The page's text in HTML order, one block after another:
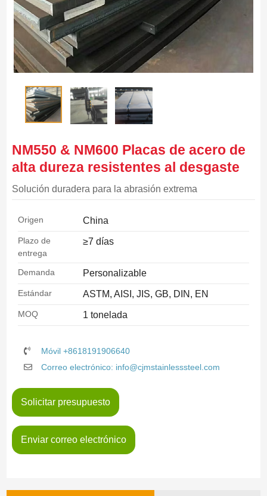
NM550 & NM600 Placas de acero de
alta dureza resistentes al desgaste
Solución duradera para la abrasión extrema
Origen China
Plazo de
entrega
≥7 días
Demanda Personalizable
Estándar ASTM, AISI, JIS, GB, DIN, EN
MOQ 1 tonelada
Móvil +8618191906640
Correo electrónico: info@cjmstainlesssteel.com
Solicitar presupuesto
Enviar correo electrónico